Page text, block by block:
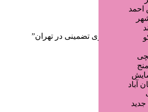
احمد
آباد
جدید
خورده “لاغری تضمینی در تهران”